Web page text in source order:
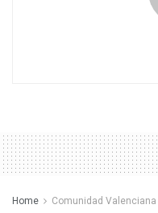
Home Comunidad Valenciana